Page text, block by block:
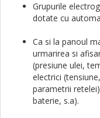
Grupurile
dotate cu
Ca si la panoul
urmarirea si
(presiune ulei,
electrici
parametrii
baterie, s.a).